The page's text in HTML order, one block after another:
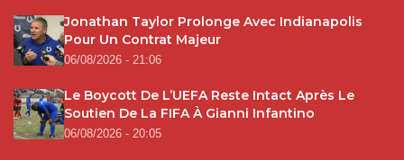
Jonathan Taylor Prolonge Avec Indianapolis
Pour Un Contrat Majeur
06/08/2026 - 21:06
Le Boycott De L’UEFA Reste Intact Après Le
Soutien De La FIFA À Gianni Infantino
06/08/2026 - 20:05